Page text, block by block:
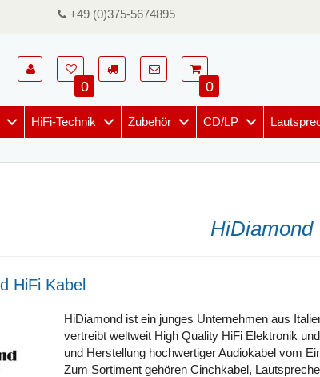
+49 (0)375-5674895
0 0
HiFi-Technik Zubehör CD/LP
HiDiamond
HiFi Kabel
HiDiamond ist ein junges Unternehmen aus
vertreibt weltweit High Quality HiFi Elektronik
und Herstellung hochwertiger Audiokabel vom
Zum Sortiment gehören Cinchkabel,